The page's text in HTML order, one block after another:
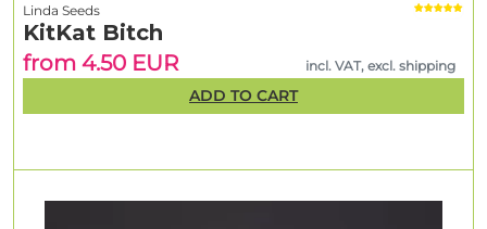
Linda Seeds
KitKat Bitch
from 4.50 EUR
incl. VAT, excl. shipping
ADD TO CART